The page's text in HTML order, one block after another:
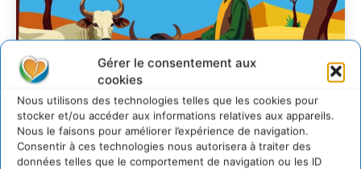
Gérer le consentement aux
cookies
Nous utilisons des technologies telles que les cookies pour
stocker et/ou accéder aux informations relatives aux appareils.
Nous le faisons pour améliorer l’expérience de navigation.
Consentir à ces technologies nous autorisera à traiter des
données telles que le comportement de navigation ou les ID